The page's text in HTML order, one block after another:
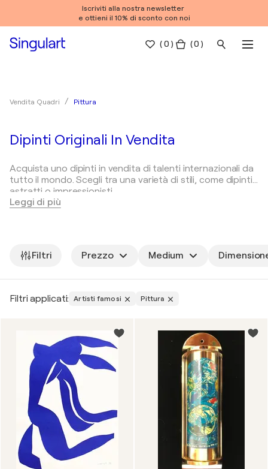
Iscriviti alla nostra newsletter
e ottieni il 10% di sconto con noi
(0 ) ( 0 )
Vendita Quadri Pittura
Dipinti Originali In Vendita
Acquista uno dipinti in vendita di talenti internazionali da
tutto il mondo. Scegli tra una varietà di stili, come dipinti
astratti o impressionisti.
Tipologie di dipinti
in termini di stile, metodo di esecuzione e tema. Ecco
alcuni tipologie comuni di dipinti:
carattere di una o più persone. Alcuni degli artisti che
Dipinti di paesaggio: I paesaggi rappresentano scene
della natura, sia che si tratti di una foresta o di una
città. Esistono diversi esempi di questo tipo di arte,
tra cui le “Ninfee” di Claude Monet.
Dipinti di natura morta: Questa tipologia di dipinti
ritare principalmente vari tipi di oggetti, ben disposti
per dare un'interpretazione simbolica dell'opera
d'arte. Un esempio è la “Natura morta con mele” di
Cézanne.
Leggi di più
Filtri Prezzo Medium
Filtri applicati: Artisti famosi Pittura